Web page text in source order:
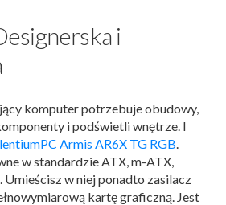
i
komputer potrzebuje obudowy,
i podświetli wnętrze. I
Armis AR6X TG RGB.
w standardzie ATX, m-ATX,
w niej ponadto zasilacz
kartę graficzną. Jest